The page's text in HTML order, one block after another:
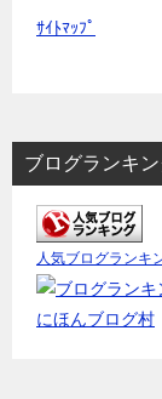
ｻｲﾄﾏｯﾌﾟ
ブログランキ
人気ブログランキ
にほんブログ村